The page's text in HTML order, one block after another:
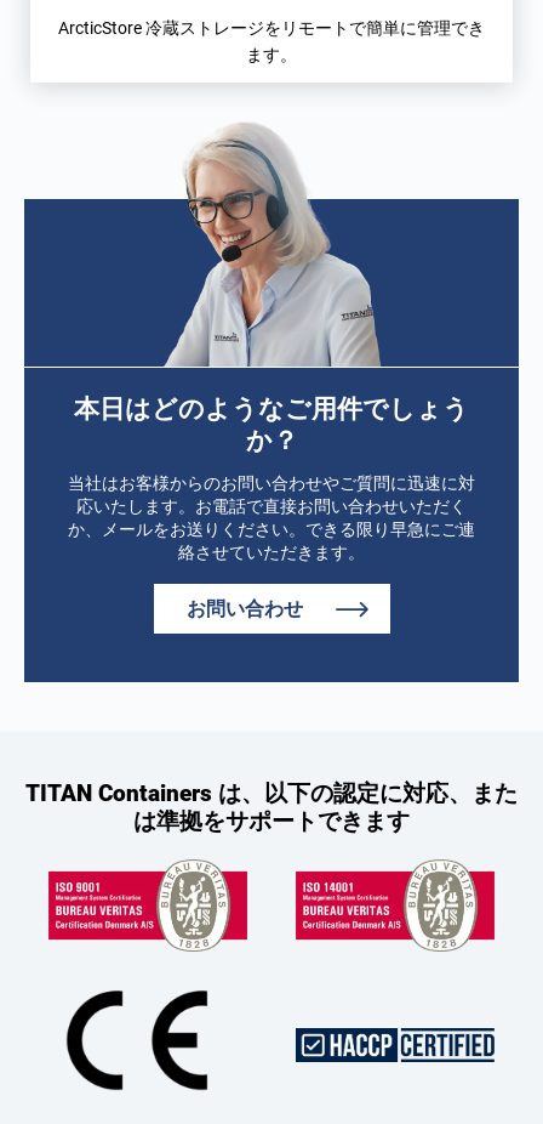
ArcticStore 冷蔵ストレージをリモートで簡単に管理でき
ます。
本日はどのようなご用件でしょう
か？
当社はお客様からのお問い合わせやご質問に迅速に対
応いたします。お電話で直接お問い合わせいただく
か、メールをお送りください。できる限り早急にご連
絡させていただきます。
お問い合わせ
TITAN Containers は、以下の認定に対応、また
は準拠をサポートできます